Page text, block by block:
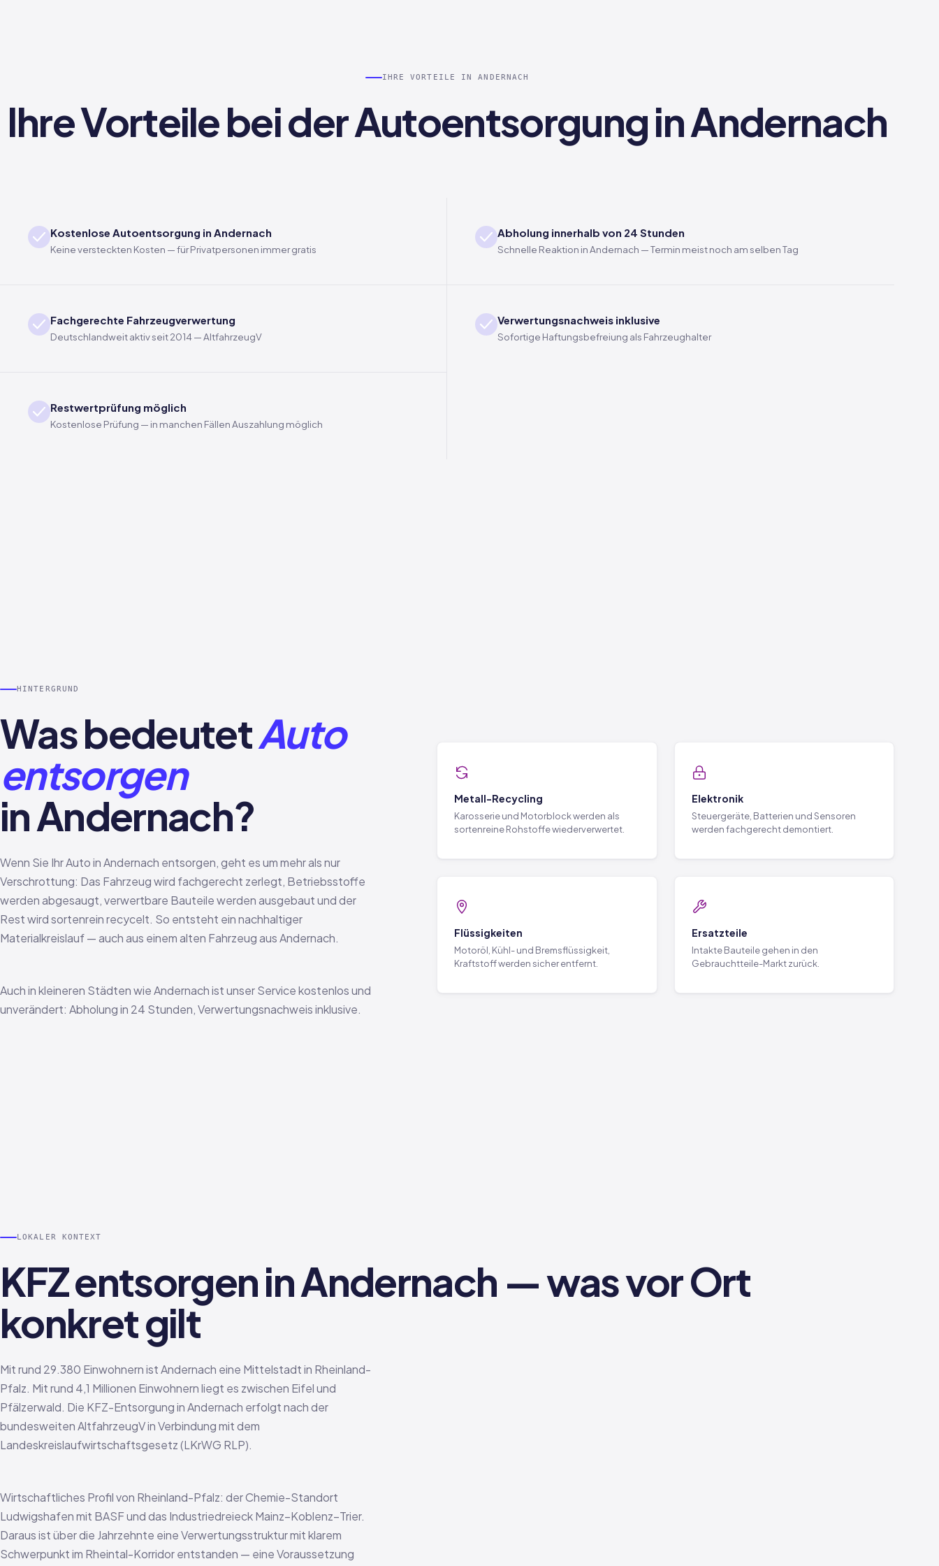
IHRE VORTEILE IN ANDERNACH
Ihre Vorteile bei der Autoentsorgung in Andernach
Kostenlose Autoentsorgung in Andernach
Keine versteckten Kosten — für Privatpersonen immer gratis
Abholung innerhalb von 24 Stunden
Schnelle Reaktion in Andernach — Termin meist noch am selben Tag
Fachgerechte Fahrzeugverwertung
Deutschlandweit aktiv seit 2014 — AltfahrzeugV
Verwertungsnachweis inklusive
Sofortige Haftungsbefreiung als Fahrzeughalter
Restwertprüfung möglich
Kostenlose Prüfung — in manchen Fällen Auszahlung möglich
HINTERGRUND
Was bedeutetAuto
entsorgen
in Andernach?
Wenn Sie Ihr Auto in Andernach entsorgen, geht es um mehr als nur
Verschrottung: Das Fahrzeug wird fachgerecht zerlegt, Betriebsstoffe
werden abgesaugt, verwertbare Bauteile werden ausgebaut und der
Rest wird sortenrein recycelt. So entsteht ein nachhaltiger
Materialkreislauf — auch aus einem alten Fahrzeug aus Andernach.
Auch in kleineren Städten wie Andernach ist unser Service kostenlos und
unverändert: Abholung in 24 Stunden, Verwertungsnachweis inklusive.
Metall-Recycling
Karosserie und Motorblock werden als
sortenreine Rohstoffe wiederverwertet.
Elektronik
Steuergeräte, Batterien und Sensoren
werden fachgerecht demontiert.
Flüssigkeiten
Motoröl, Kühl- und Bremsflüssigkeit,
Kraftstoff werden sicher entfernt.
Ersatzteile
Intakte Bauteile gehen in den
Gebrauchtteile-Markt zurück.
LOKALER KONTEXT
KFZ entsorgen in Andernach — was vor Ort
konkret gilt
Mit rund 29.380 Einwohnern ist Andernach eine Mittelstadt in Rheinland-
Pfalz. Mit rund 4,1 Millionen Einwohnern liegt es zwischen Eifel und
Pfälzerwald. Die KFZ-Entsorgung in Andernach erfolgt nach der
bundesweiten AltfahrzeugV in Verbindung mit dem
Landeskreislaufwirtschaftsgesetz (LKrWG RLP).
Wirtschaftliches Profil von Rheinland-Pfalz: der Chemie-Standort
Ludwigshafen mit BASF und das Industriedreieck Mainz–Koblenz–Trier.
Daraus ist über die Jahrzehnte eine Verwertungsstruktur mit klarem
Schwerpunkt im Rheintal-Korridor entstanden — eine Voraussetzung